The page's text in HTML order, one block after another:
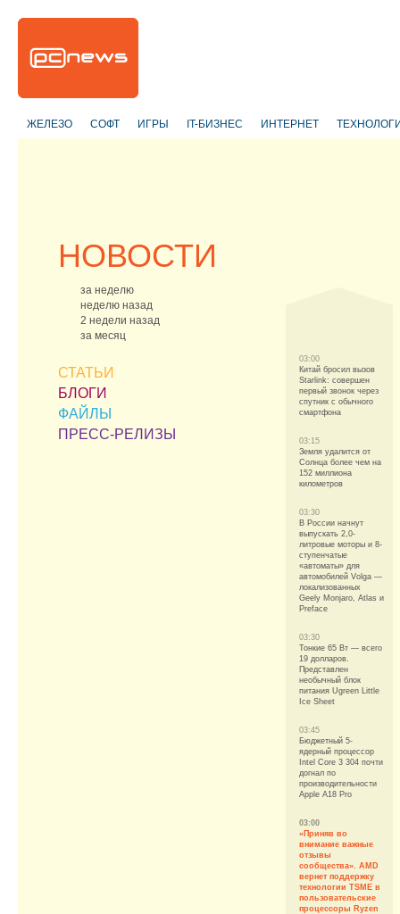
ЖЕЛЕЗО СОФТ ИГРЫ IT-БИЗНЕС ИНТЕРНЕТ
НОВОСТИ
за неделю
неделю назад
2 недели назад
за месяц
СТАТЬИ
БЛОГИ
ФАЙЛЫ
ПРЕСС-РЕЛИЗЫ
03:00
Китай бросил вызов
Starlink: совершен
первый звонок через
спутник с обычного
смартфона
03:15
Земля удалится от
Солнца более чем на
152 миллиона
километров
03:30
В России начнут
выпускать 2,0-
литровые моторы и 8-
ступенчатые
«автоматы» для
автомобилей Volga —
локализованных
Geely Monjaro, Atlas и
Preface
03:30
Тонкие 65 Вт — всего
19 долларов.
Представлен
необычный блок
питания Ugreen Little
Ice Sheet
03:45
Бюджетный 5-
ядерный процессор
Intel Core 3 304 почти
догнал по
производительности
Apple A18 Pro
03:00
«Приняв во
внимание важные
отзывы
сообщества». AMD
вернет поддержку
технологии TSME в
пользовательские
процессоры Ryzen